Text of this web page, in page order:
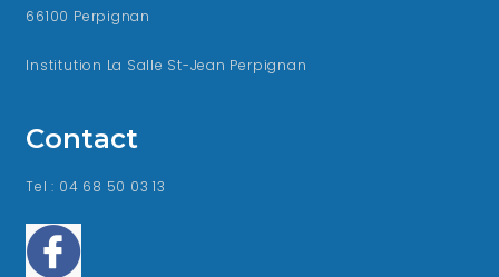
66100 Perpignan
Institution La Salle St-Jean Perpignan
Contact
Tel : 04 68 50 03 13